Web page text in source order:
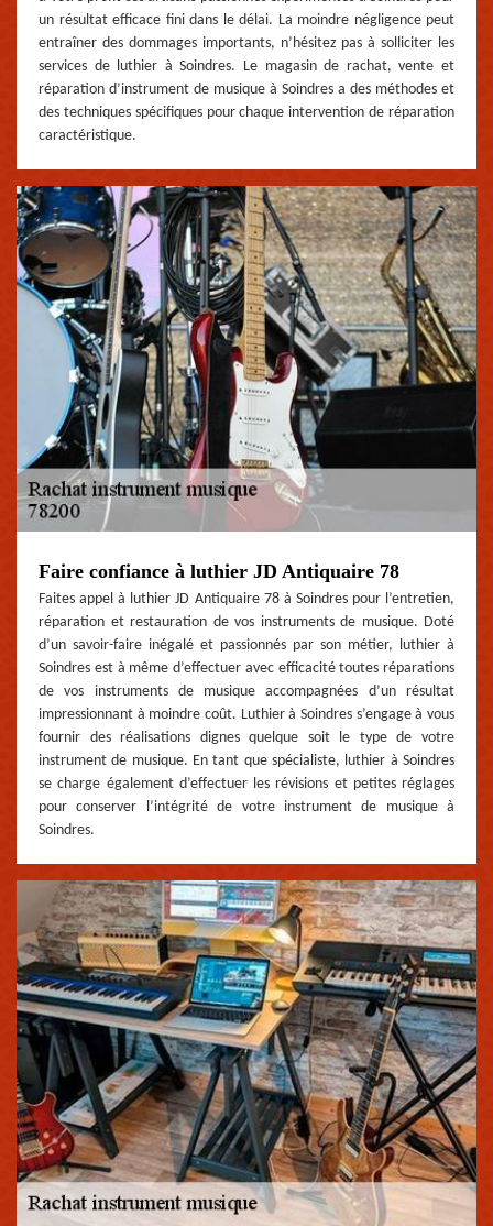
un résultat efficace fini dans le délai. La moindre négligence peut
entraîner des dommages importants, n’hésitez pas à solliciter les
services de luthier à Soindres. Le magasin de rachat, vente et
réparation d’instrument de musique à Soindres a des méthodes et
des techniques spécifiques pour chaque intervention de réparation
caractéristique.
Faire confiance à luthier JD Antiquaire 78
Faites appel à luthier JD Antiquaire 78 à Soindres pour l’entretien,
réparation et restauration de vos instruments de musique. Doté
d’un savoir-faire inégalé et passionnés par son métier, luthier à
Soindres est à même d’effectuer avec efficacité toutes réparations
de vos instruments de musique accompagnées d’un résultat
impressionnant à moindre coût. Luthier à Soindres s’engage à vous
fournir des réalisations dignes quelque soit le type de votre
instrument de musique. En tant que spécialiste, luthier à Soindres
se charge également d’effectuer les révisions et petites réglages
pour conserver l’intégrité de votre instrument de musique à
Soindres.